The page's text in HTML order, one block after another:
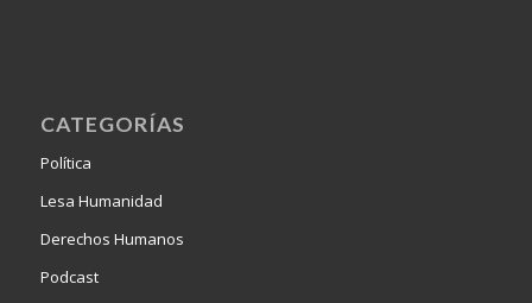
CATEGORÍAS
Política
Lesa Humanidad
Derechos Humanos
Podcast